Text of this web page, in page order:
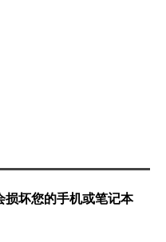
坏您的手机或笔记本